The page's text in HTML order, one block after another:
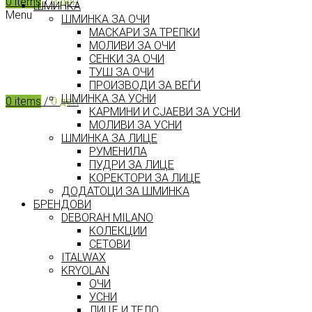
Menu
0 items / 0 ден
ШМИНКА
ШМИНКА ЗА ОЧИ
МАСКАРИ ЗА ТРЕПКИ
МОЛИВИ ЗА ОЧИ
СЕНКИ ЗА ОЧИ
ТУШ ЗА ОЧИ
ПРОИЗВОДИ ЗА ВЕЃИ
ШМИНКА ЗА УСНИ
КАРМИНИ И СЈАЕВИ ЗА УСНИ
МОЛИВИ ЗА УСНИ
ШМИНКА ЗА ЛИЦЕ
РУМЕНИЛА
ПУДРИ ЗА ЛИЦЕ
КОРЕКТОРИ ЗА ЛИЦЕ
ДОДАТОЦИ ЗА ШМИНКА
БРЕНДОВИ
DEBORAH MILANO
КОЛЕКЦИИ
СЕТОВИ
ITALWAX
KRYOLAN
ОЧИ
УСНИ